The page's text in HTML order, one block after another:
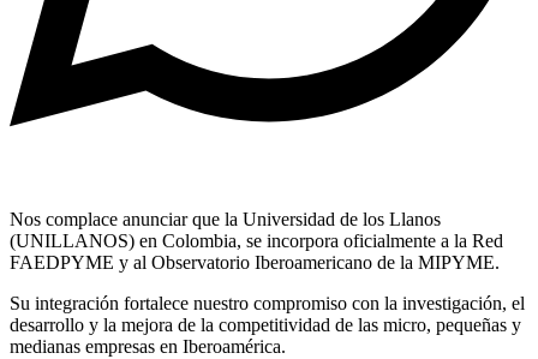
Nos complace anunciar que la Universidad de los Llanos
(UNILLANOS) en Colombia, se incorpora oficialmente a la Red
FAEDPYME y al Observatorio Iberoamericano de la MIPYME.
Su integración fortalece nuestro compromiso con la investigación, el
desarrollo y la mejora de la competitividad de las micro, pequeñas y
medianas empresas en Iberoamérica.